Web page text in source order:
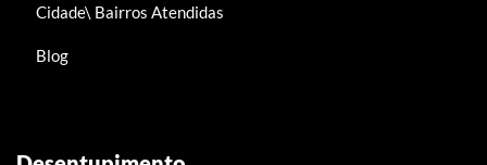
Cidade\ Bairros Atendidas
Blog